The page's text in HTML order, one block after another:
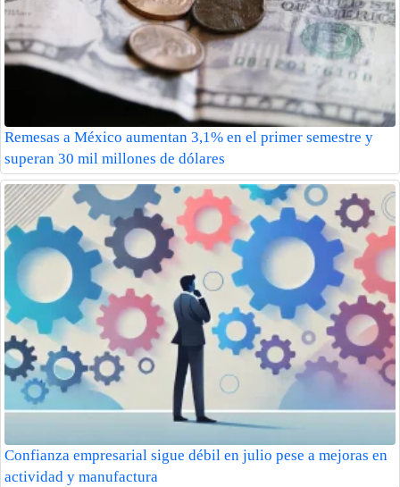
Remesas a México aumentan 3,1% en el primer semestre y
superan 30 mil millones de dólares
Confianza empresarial sigue débil en julio pese a mejoras en
actividad y manufactura